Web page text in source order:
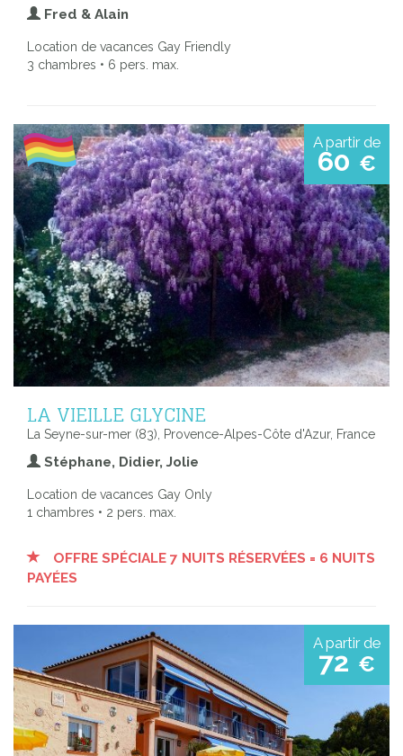
Fred & Alain
Location de vacances Gay Friendly
3 chambres • 6 pers. max.
A partir de
60 €
LA VIEILLE GLYCINE
La Seyne-sur-mer (83), Provence-Alpes-Côte d'Azur, France
Stéphane, Didier, Jolie
Location de vacances Gay Only
1 chambres • 2 pers. max.
OFFRE SPÉCIALE 7 NUITS RÉSERVÉES = 6 NUITS
PAYÉES
A partir de
72 €